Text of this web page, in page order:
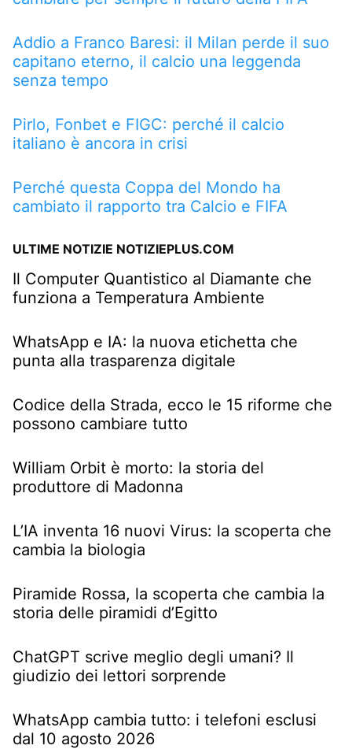
Addio a Franco Baresi: il Milan perde il suo
capitano eterno, il calcio una leggenda
senza tempo
Pirlo, Fonbet e FIGC: perché il calcio
italiano è ancora in crisi
Perché questa Coppa del Mondo ha
cambiato il rapporto tra Calcio e FIFA
ULTIME NOTIZIE NOTIZIEPLUS.COM
Il Computer Quantistico al Diamante che
funziona a Temperatura Ambiente
WhatsApp e IA: la nuova etichetta che
punta alla trasparenza digitale
Codice della Strada, ecco le 15 riforme che
possono cambiare tutto
William Orbit è morto: la storia del
produttore di Madonna
L’IA inventa 16 nuovi Virus: la scoperta che
cambia la biologia
Piramide Rossa, la scoperta che cambia la
storia delle piramidi d’Egitto
ChatGPT scrive meglio degli umani? Il
giudizio dei lettori sorprende
WhatsApp cambia tutto: i telefoni esclusi
dal 10 agosto 2026